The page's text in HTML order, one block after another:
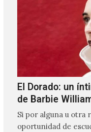
El Dorado: un
de Barbie
Si por alguna u otra
oportunidad de